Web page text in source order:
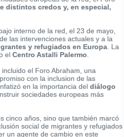
a black rubber strap.
distintos credos y, en especial,
interno de la red, el 23 de mayo,
las intervenciones actuales y a la
y refugiados en Europa . La
el Centro Astalli Palermo
el Foro Abraham, una
con la inclusion de las
en la importancia del diálogo
sociedades europeas más
cinco años, sino que también marcó
social de migrantes y refugiados
un agente de cambio en este